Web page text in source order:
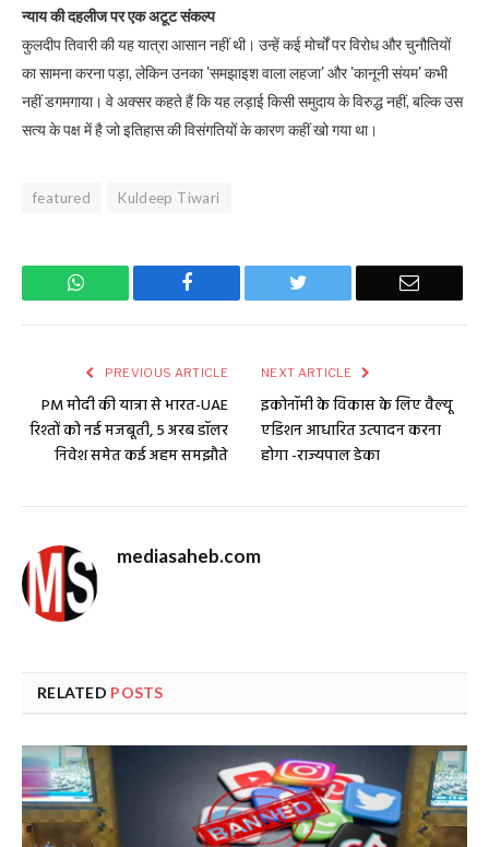
न्याय की दहलीज पर एक अटूट संकल्प
कुलदीप तिवारी की यह यात्रा आसान नहीं थी। उन्हें कई मोर्चों पर विरोध और चुनौतियों
का सामना करना पड़ा, लेकिन उनका 'समझाइश वाला लहजा' और 'कानूनी संयम' कभी
नहीं डगमगाया। वे अक्सर कहते हैं कि यह लड़ाई किसी समुदाय के विरुद्ध नहीं, बल्कि उस
सत्य के पक्ष में है जो इतिहास की विसंगतियों के कारण कहीं खो गया था।
featured Kuldeep Tiwari
WhatsApp Facebook Twitter Email
PREVIOUS ARTICLE
PM मोदी की यात्रा से भारत-UAE
रिश्तों को नई मजबूती, 5 अरब डॉलर
निवेश समेत कई अहम समझौते
NEXT ARTICLE
इकोनॉमी के विकास के लिए वैल्यू
एडिशन आधारित उत्पादन करना
होगा -राज्यपाल डेका
mediasaheb.com
RELATED POSTS